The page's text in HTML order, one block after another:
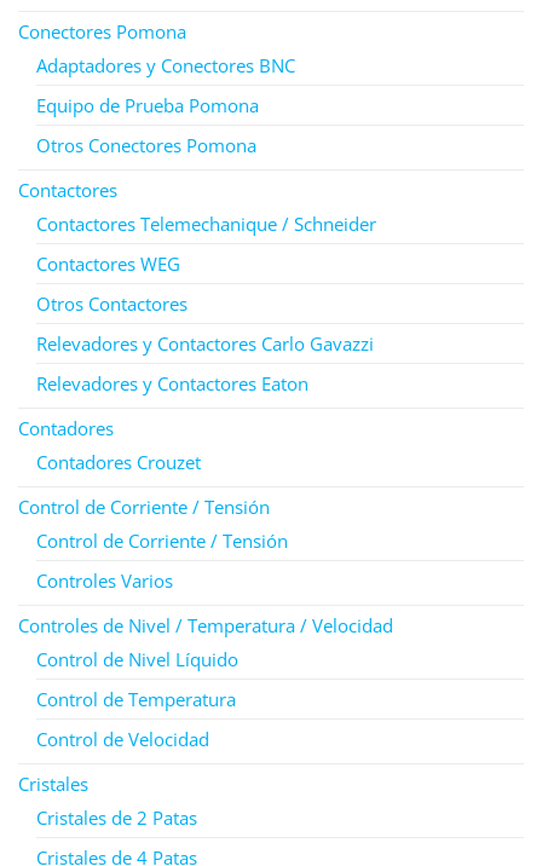
Conectores Pomona
Adaptadores y Conectores BNC
Equipo de Prueba Pomona
Otros Conectores Pomona
Contactores
Contactores Telemechanique / Schneider
Contactores WEG
Otros Contactores
Relevadores y Contactores Carlo Gavazzi
Relevadores y Contactores Eaton
Contadores
Contadores Crouzet
Control de Corriente / Tensión
Control de Corriente / Tensión
Controles Varios
Controles de Nivel / Temperatura / Velocidad
Control de Nivel Líquido
Control de Temperatura
Control de Velocidad
Cristales
Cristales de 2 Patas
Cristales de 4 Patas